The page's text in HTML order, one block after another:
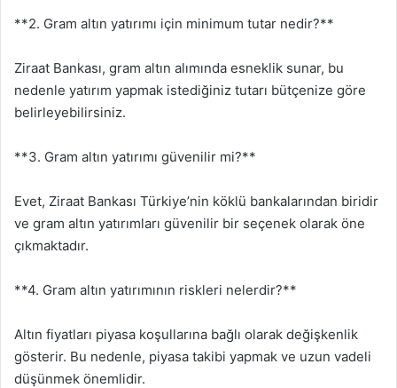
**2. Gram altın yatırımı için minimum tutar nedir?**
Ziraat Bankası, gram altın alımında esneklik sunar, bu
nedenle yatırım yapmak istediğiniz tutarı bütçenize göre
belirleyebilirsiniz.
**3. Gram altın yatırımı güvenilir mi?**
Evet, Ziraat Bankası Türkiye’nin köklü bankalarından biridir
ve gram altın yatırımları güvenilir bir seçenek olarak öne
çıkmaktadır.
**4. Gram altın yatırımının riskleri nelerdir?**
Altın fiyatları piyasa koşullarına bağlı olarak değişkenlik
gösterir. Bu nedenle, piyasa takibi yapmak ve uzun vadeli
düşünmek önemlidir.